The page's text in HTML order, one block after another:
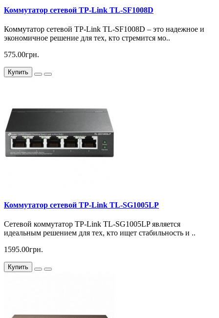
Коммутатор сетевой TP-Link TL-SF1008D
Коммутатор сетевой TP-Link TL-SF1008D – это надежное и
экономичное решение для тех, кто стремится мо..
575.00грн.
Купить
Коммутатор сетевой TP-Link TL-SG1005LP
Сетевой коммутатор TP-Link TL-SG1005LP является
идеальным решением для тех, кто ищет стабильность и ..
1595.00грн.
Купить